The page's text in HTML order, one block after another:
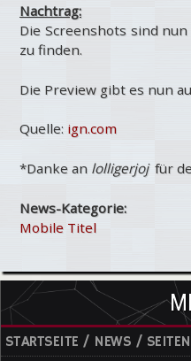
Nachtrag:
Die Screenshots sind
zu finden.
Die Preview gibt es nun
Quelle: ign.com
*Danke an lolligerjoj für
News-Kategorie:
Mobile Titel
STARTSEITE / NEWS /